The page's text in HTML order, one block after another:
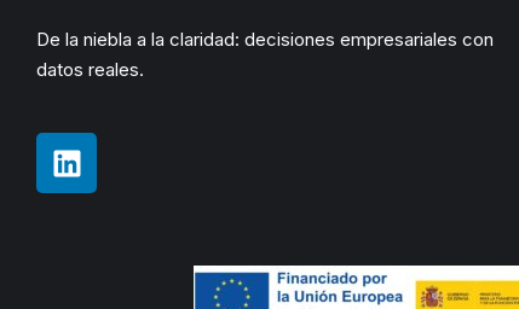
De la niebla a la claridad: decisiones empresariales con
datos reales.